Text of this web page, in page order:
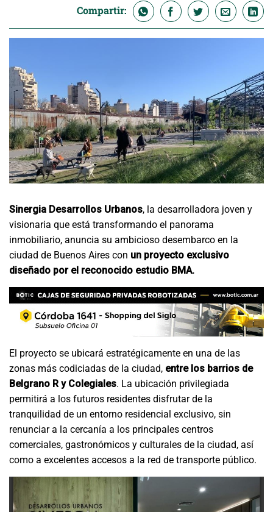
Compartir:
Sinergia Desarrollos Urbanos, la desarrolladora joven y
visionaria que está transformando el panorama
inmobiliario, anuncia su ambicioso desembarco en la
ciudad de Buenos Aires con un proyecto exclusivo
diseñado por el reconocido estudio BMA.
El proyecto se ubicará estratégicamente en una de las
zonas más codiciadas de la ciudad, entre los barrios de
Belgrano R y Colegiales. La ubicación privilegiada
permitirá a los futuros residentes disfrutar de la
tranquilidad de un entorno residencial exclusivo, sin
renunciar a la cercanía a los principales centros
comerciales, gastronómicos y culturales de la ciudad, así
como a excelentes accesos a la red de transporte público.